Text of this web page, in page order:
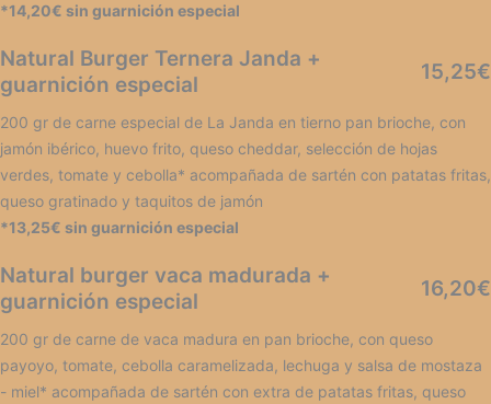
*14,20€ sin guarnición especial
Natural Burger Ternera Janda +
guarnición especial
15,25€
200 gr de carne especial de La Janda en tierno pan brioche, con
jamón ibérico, huevo frito, queso cheddar, selección de hojas
verdes, tomate y cebolla* acompañada de sartén con patatas fritas,
queso gratinado y taquitos de jamón
*13,25€ sin guarnición especial
Natural burger vaca madurada +
guarnición especial
16,20€
200 gr de carne de vaca madura en pan brioche, con queso
payoyo, tomate, cebolla caramelizada, lechuga y salsa de mostaza
- miel* acompañada de sartén con extra de patatas fritas, queso